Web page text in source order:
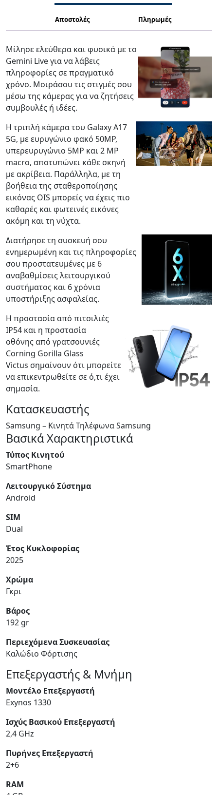
Αποστολές Πληρωμές
Μίλησε ελεύθερα και φυσικά με το
Gemini Live για να λάβεις
πληροφορίες σε πραγματικό
χρόνο. Μοιράσου τις στιγμές σου
μέσω της κάμερας για να ζητήσεις
συμβουλές ή ιδέες.
Η τριπλή κάμερα του Galaxy A17
5G, με ευρυγώνιο φακό 50MP,
υπερευρυγώνιο 5MP και 2 MP
macro, αποτυπώνει κάθε σκηνή
με ακρίβεια. Παράλληλα, με τη
βοήθεια της σταθεροποίησης
εικόνας OIS μπορείς να έχεις πιο
καθαρές και φωτεινές εικόνες
ακόμη και τη νύχτα.
Διατήρησε τη συσκευή σου
ενημερωμένη και τις πληροφορίες
σου προστατευμένες με 6
αναβαθμίσεις λειτουργικού
συστήματος και 6 χρόνια
υποστήριξης ασφαλείας.
Η προστασία από πιτσιλιές
IP54 και η προστασία
οθόνης από γρατσουνιές
Corning Gorilla Glass
Victus σημαίνουν ότι μπορείτε
να επικεντρωθείτε σε ό,τι έχει
σημασία.
Κατασκευαστής
Samsung – Κινητά Τηλέφωνα Samsung
Βασικά Χαρακτηριστικά
Τύπος Κινητού
SmartPhone
Λειτουργικό Σύστημα
Android
SIM
Dual
Έτος Κυκλοφορίας
2025
Χρώμα
Γκρι
Βάρος
192 gr
Περιεχόμενα Συσκευασίας
Καλώδιο Φόρτισης
Επεξεργαστής & Μνήμη
Μοντέλο Επεξεργαστή
Exynos 1330
Ισχύς Βασικού Επεξεργαστή
2,4 GHz
Πυρήνες Επεξεργαστή
2+6
RAM